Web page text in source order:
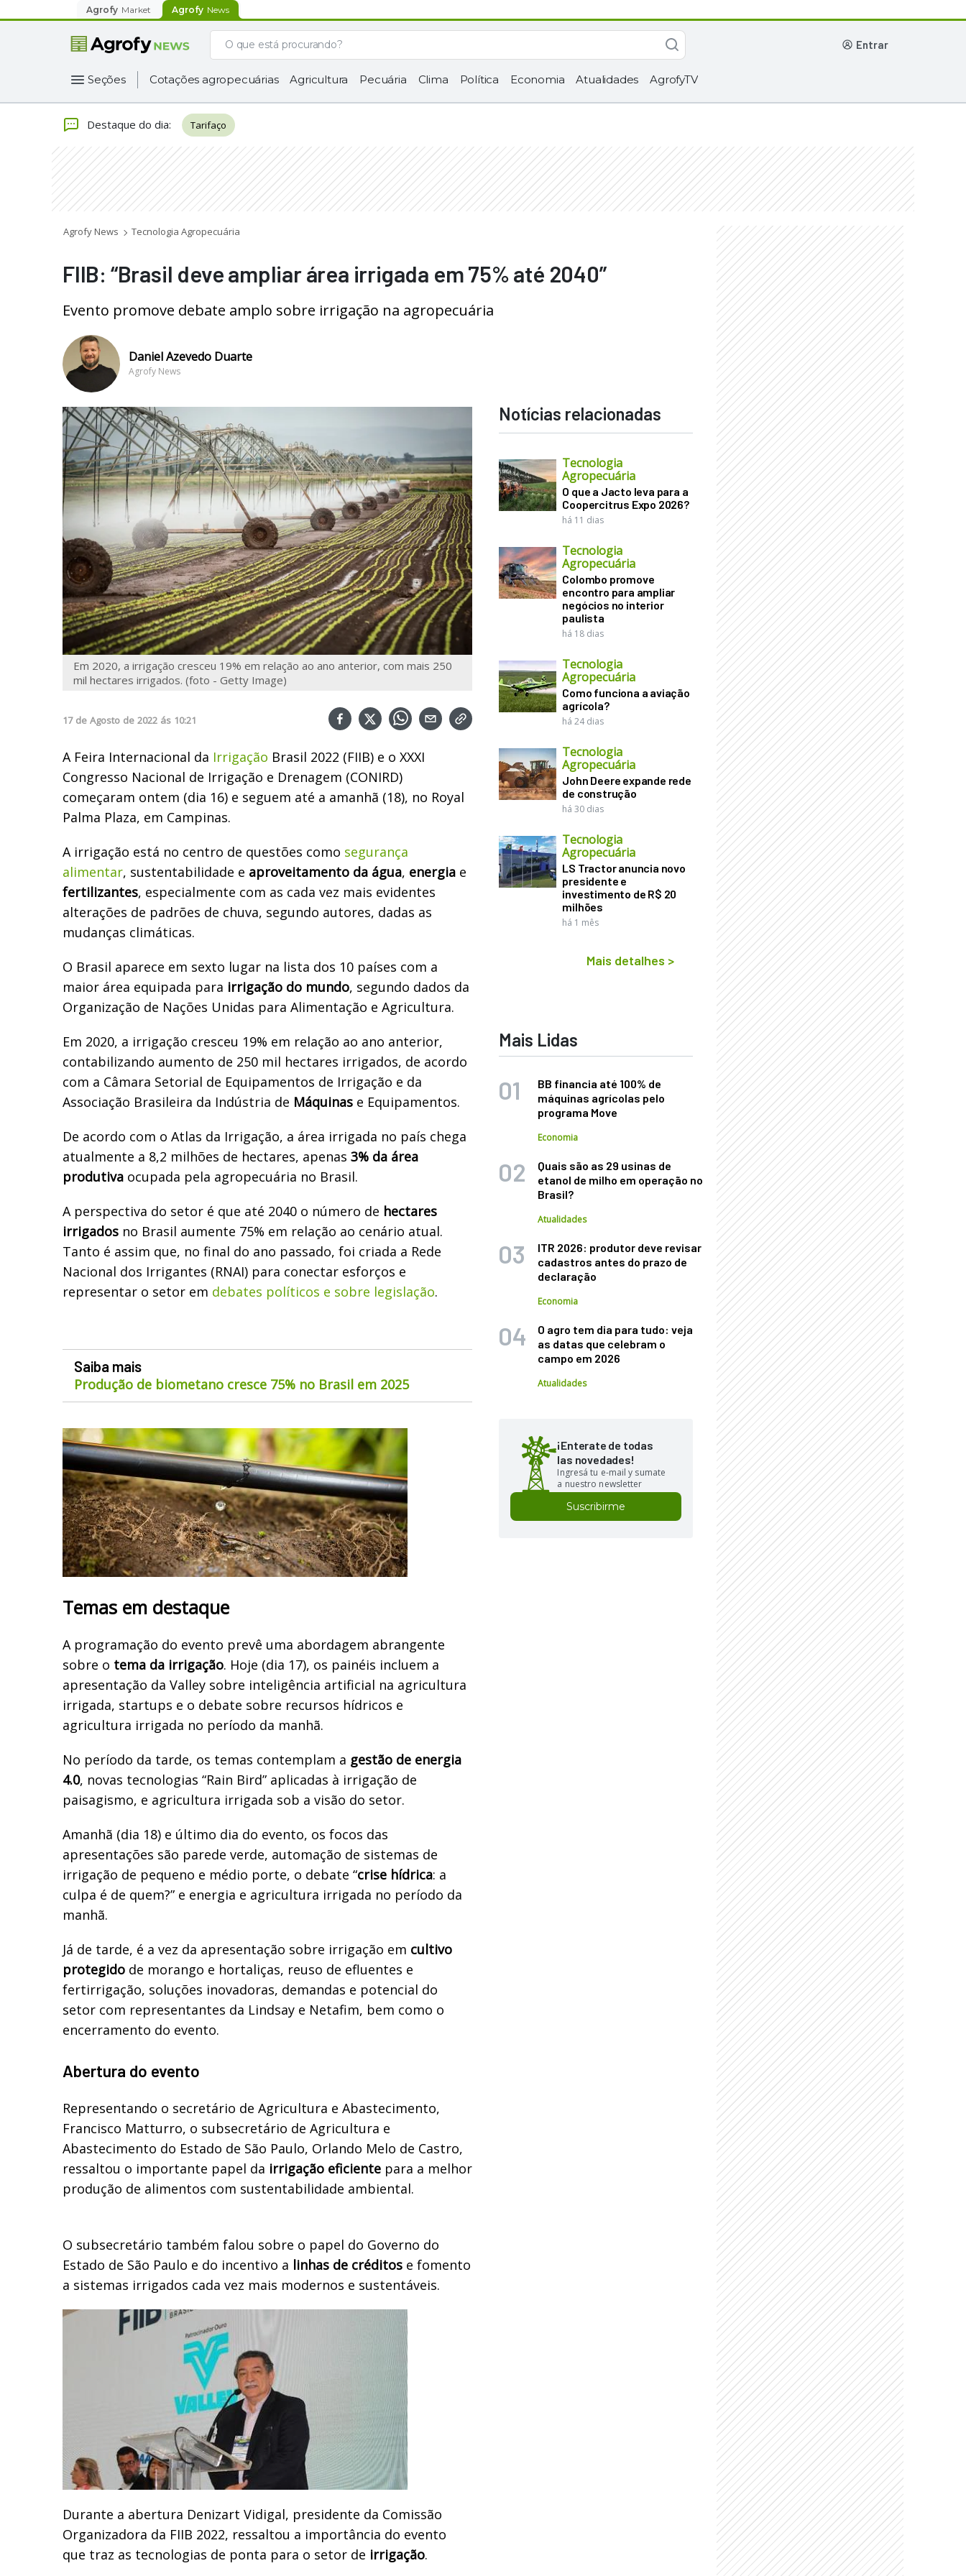
Agrofy Market Agrofy News
entrar
Seções Cotações agropecuárias Agricultura Pecuária Clima Política Economia Atualidades AgrofyTV
Destaque do dia: Tarifaço
Agrofy News Tecnologia Agropecuária
FIIB: “Brasil deve ampliar área irrigada em 75% até 2040”
Evento promove debate amplo sobre irrigação na agropecuária
Daniel Azevedo Duarte
Agrofy News
Em 2020, a irrigação cresceu 19% em relação ao ano anterior, com mais 250
mil hectares irrigados. (foto - Getty Image)
17 de Agosto de 2022 ás 10:21
A Feira Internacional da Irrigação Brasil 2022 (FIIB) e o XXXI
Congresso Nacional de Irrigação e Drenagem (CONIRD)
começaram ontem (dia 16) e seguem até a amanhã (18), no Royal
Palma Plaza, em Campinas.
A irrigação está no centro de questões como segurança
alimentar, sustentabilidade e aproveitamento da água, energia e
fertilizantes, especialmente com as cada vez mais evidentes
alterações de padrões de chuva, segundo autores, dadas as
mudanças climáticas.
O Brasil aparece em sexto lugar na lista dos 10 países com a
maior área equipada para irrigação do mundo, segundo dados da
Organização de Nações Unidas para Alimentação e Agricultura.
Em 2020, a irrigação cresceu 19% em relação ao ano anterior,
contabilizando aumento de 250 mil hectares irrigados, de acordo
com a Câmara Setorial de Equipamentos de Irrigação e da
Associação Brasileira da Indústria de Máquinas e Equipamentos.
De acordo com o Atlas da Irrigação, a área irrigada no país chega
atualmente a 8,2 milhões de hectares, apenas 3% da área
produtiva ocupada pela agropecuária no Brasil.
A perspectiva do setor é que até 2040 o número de hectares
irrigados no Brasil aumente 75% em relação ao cenário atual.
Tanto é assim que, no final do ano passado, foi criada a Rede
Nacional dos Irrigantes (RNAI) para conectar esforços e
representar o setor em debates políticos e sobre legislação.
Saiba mais
Produção de biometano cresce 75% no Brasil em 2025
Temas em destaque
A programação do evento prevê uma abordagem abrangente
sobre o tema da irrigação. Hoje (dia 17), os painéis incluem a
apresentação da Valley sobre inteligência artificial na agricultura
irrigada, startups e o debate sobre recursos hídricos e
agricultura irrigada no período da manhã.
No período da tarde, os temas contemplam a gestão de energia
4.0, novas tecnologias “Rain Bird” aplicadas à irrigação de
paisagismo, e agricultura irrigada sob a visão do setor.
Amanhã (dia 18) e último dia do evento, os focos das
apresentações são parede verde, automação de sistemas de
irrigação de pequeno e médio porte, o debate “crise hídrica: a
culpa é de quem?” e energia e agricultura irrigada no período da
manhã.
Já de tarde, é a vez da apresentação sobre irrigação em cultivo
protegido de morango e hortaliças, reuso de efluentes e
fertirrigação, soluções inovadoras, demandas e potencial do
setor com representantes da Lindsay e Netafim, bem como o
encerramento do evento.
Abertura do evento
Representando o secretário de Agricultura e Abastecimento,
Francisco Matturro, o subsecretário de Agricultura e
Abastecimento do Estado de São Paulo, Orlando Melo de Castro,
ressaltou o importante papel da irrigação eficiente para a melhor
produção de alimentos com sustentabilidade ambiental.
O subsecretário também falou sobre o papel do Governo do
Estado de São Paulo e do incentivo a linhas de créditos e fomento
a sistemas irrigados cada vez mais modernos e sustentáveis.
Durante a abertura Denizart Vidigal, presidente da Comissão
Organizadora da FIIB 2022, ressaltou a importância do evento
que traz as tecnologias de ponta para o setor de irrigação.
Notícias relacionadas
Tecnologia
Agropecuária
O que a Jacto leva para a
Coopercitrus Expo 2026?
há 11 dias
Tecnologia
Agropecuária
Colombo promove
encontro para ampliar
negócios no interior
paulista
há 18 dias
Tecnologia
Agropecuária
Como funciona a aviação
agrícola?
há 24 dias
Tecnologia
Agropecuária
John Deere expande rede
de construção
há 30 dias
Tecnologia
Agropecuária
LS Tractor anuncia novo
presidente e
investimento de R$ 20
milhões
há 1 mês
Mais detalhes >
Mais Lidas
BB financia até 100% de
máquinas agrícolas pelo
programa Move
Economia
Quais são as 29 usinas de
etanol de milho em operação no
Brasil?
Atualidades
ITR 2026: produtor deve revisar
cadastros antes do prazo de
declaração
Economia
O agro tem dia para tudo: veja
as datas que celebram o
campo em 2026
Atualidades
¡Enterate de todas
las novedades!
Ingresá tu e-mail y sumate
a nuestro newsletter
Suscribirme